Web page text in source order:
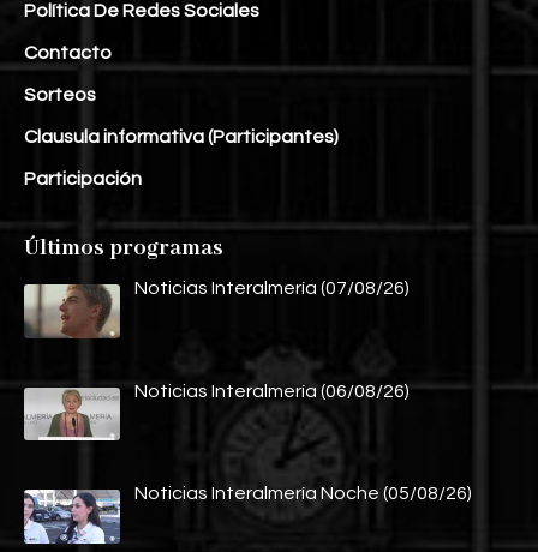
Política De Redes Sociales
Contacto
Sorteos
Clausula informativa (Participantes)
Participación
Últimos programas
Noticias Interalmería (07/08/26)
Noticias Interalmería (06/08/26)
Noticias Interalmería Noche (05/08/26)